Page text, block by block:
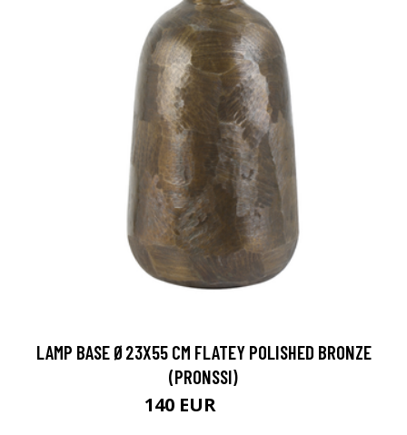
LAMP BASE Ø23X55 CM FLATEY POLISHED BRONZE
(PRONSSI)
140 EUR